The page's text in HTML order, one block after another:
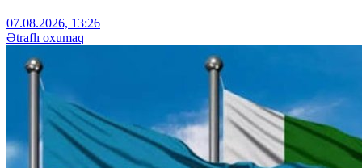
07.08.2026, 13:26
Ətraflı oxumaq